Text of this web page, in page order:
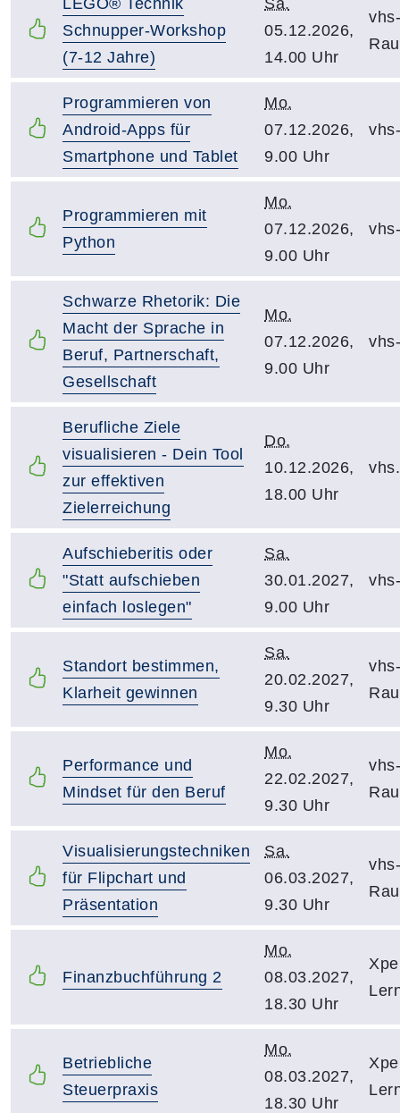
Schnupper-Workshop
(7-12 Jahre)
05.12.2026,
14.00 Uhr
Programmieren von
Android-Apps für
Smartphone und Tablet
Mo.
07.12.2026,
9.00 Uhr
Programmieren mit
Python
Mo.
07.12.2026,
9.00 Uhr
Schwarze Rhetorik: Die
Macht der Sprache in
Beruf, Partnerschaft,
Gesellschaft
Mo.
07.12.2026,
9.00 Uhr
Berufliche Ziele
visualisieren - Dein Tool
zur effektiven
Zielerreichung
Do.
10.12.2026,
18.00 Uhr
Aufschieberitis oder
"Statt aufschieben
einfach loslegen"
Sa.
30.01.2027,
9.00 Uhr
Standort bestimmen,
Klarheit gewinnen
Sa.
20.02.2027,
9.30 Uhr
Performance und
Mindset für den Beruf
Mo.
22.02.2027,
9.30 Uhr
Visualisierungstechniken
für Flipchart und
Präsentation
Sa.
06.03.2027,
9.30 Uhr
Finanzbuchführung 2
Mo.
08.03.2027,
18.30 Uhr
Betriebliche
Steuerpraxis
Mo.
08.03.2027,
18.30 Uhr